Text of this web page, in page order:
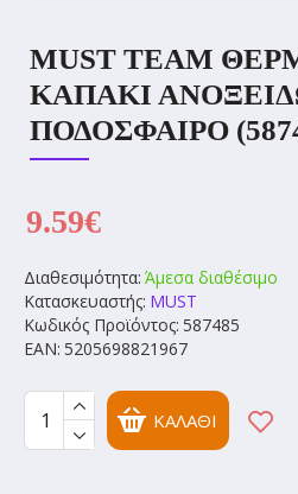
MUST TEAM
ΚΑΠΑΚΙ
ΠΟΔΟΣΦΑΙΡΟ
Διαθεσιμότητα: Άμεσα διαθέσιμο
Κατασκευαστής: MUST
Κωδικός Προϊόντος: 587485
EAN: 5205698821967
9.59€
ΚΑΛΆΘΙ